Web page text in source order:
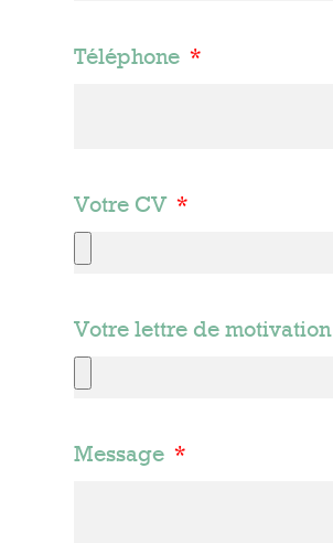
Téléphone
Votre CV
Votre lettre de motivation
Message